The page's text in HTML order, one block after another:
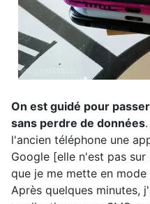
On est guidé pour
sans perdre de données
l'ancien téléphone une
Google [elle n'est pas
que je me mette en
Après quelques minutes,